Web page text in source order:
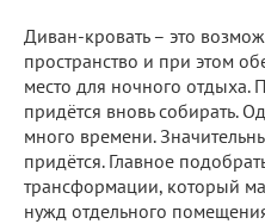
Диван-кровать – это
пространство и при этом
место для ночного отдыха.
придётся вновь собирать.
много времени.
придётся. Главное
трансформации, который
нужд отдельного